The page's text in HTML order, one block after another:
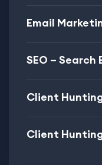
Email
SEO –
Client
Client